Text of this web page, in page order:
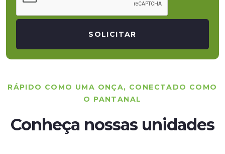
SOLICITAR
RÁPIDO COMO UMA ONÇA, CONECTADO COMO
O PANTANAL
Conheça nossas unidades